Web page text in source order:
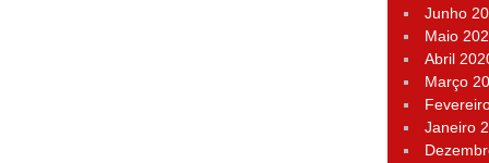
Junho
Maio
Abril
Março
Janeiro